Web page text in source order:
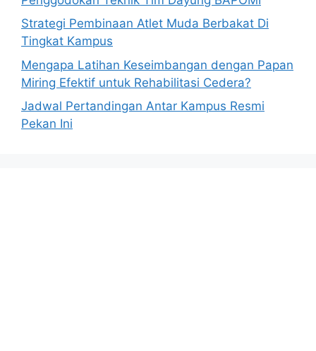
Strategi Pembinaan Atlet Muda Berbakat Di
Tingkat Kampus
Mengapa Latihan Keseimbangan dengan Papan
Miring Efektif untuk Rehabilitasi Cedera?
Jadwal Pertandingan Antar Kampus Resmi
Pekan Ini